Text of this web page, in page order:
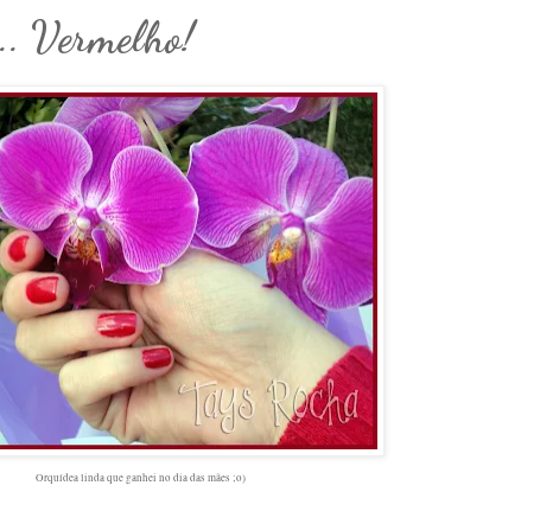
Vermelho!
Orquídea linda que ganhei no dia das mães ;o)